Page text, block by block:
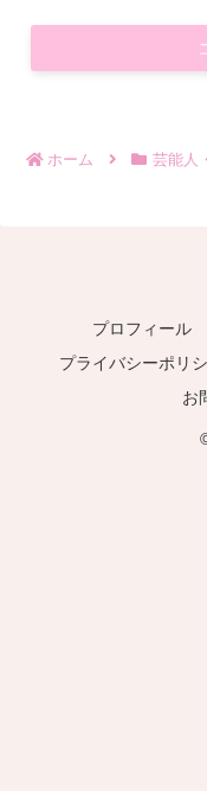
ホーム 芸能人
プロフィール
プライバシーポリ
お